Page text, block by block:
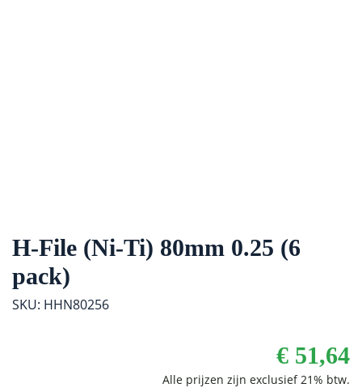
H-File (Ni-Ti) 80mm 0.25 (6
pack)
SKU: HHN80256
€ 51,64